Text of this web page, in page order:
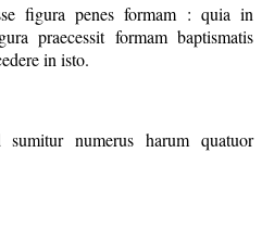
figura penes formam : quia in
praecessit formam baptismatis
in isto.
numerus harum quatuor